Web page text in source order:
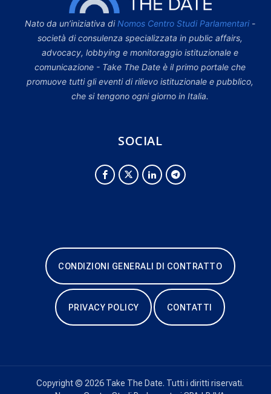
Nato da un’iniziativa di Nomos Centro Studi Parlamentari-
società di consulenza specializzata in public affairs,
advocacy, lobbying e monitoraggio istituzionale e
comunicazione - Take The Date è il primo portale che
promuove tutti gli eventi di rilievo istituzionale e pubblico,
che si tengono ogni giorno in Italia.
SOCIAL
CONDIZIONI GENERALI DI CONTRATTO
PRIVACY POLICY CONTATTI
Copyright © 2026 Take The Date. Tutti i diritti riservati.